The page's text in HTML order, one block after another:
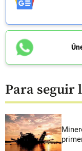
Para seguir